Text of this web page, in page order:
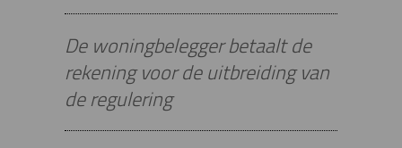
De woningbelegger betaalt de
rekening voor de uitbreiding van
de regulering